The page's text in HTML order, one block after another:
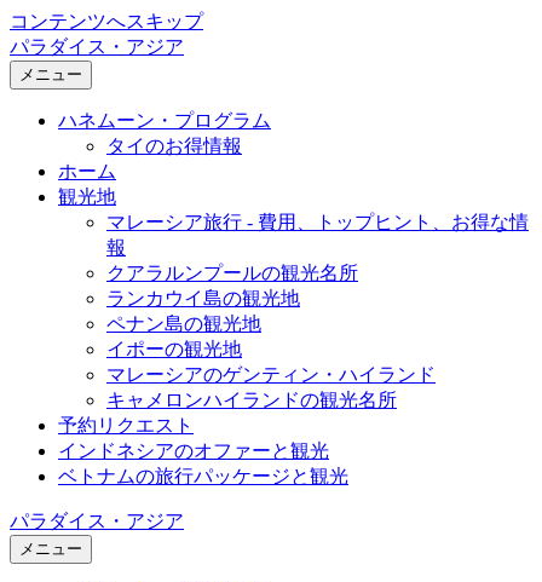
コンテンツへスキップ
パラダイス・アジア
メニュー
ハネムーン・プログラム
タイのお得情報
ホーム
観光地
マレーシア旅行 - 費用、トップヒント、お得な情
報
クアラルンプールの観光名所
ランカウイ島の観光地
ペナン島の観光地
イポーの観光地
マレーシアのゲンティン・ハイランド
キャメロンハイランドの観光名所
予約リクエスト
インドネシアのオファーと観光
ベトナムの旅行パッケージと観光
パラダイス・アジア
メニュー